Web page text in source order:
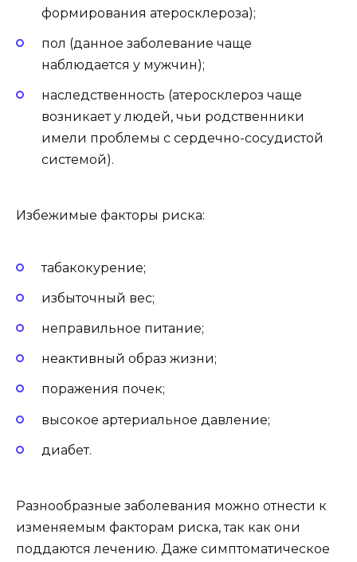
формирования атеросклероза);
пол (данное заболевание чаще
наблюдается у мужчин);
наследственность (атеросклероз чаще
возникает у людей, чьи родственники
имели проблемы с сердечно-сосудистой
системой).
Избежимые факторы риска:
табакокурение;
избыточный вес;
неправильное питание;
неактивный образ жизни;
поражения почек;
высокое артериальное давление;
диабет.
Разнообразные заболевания можно отнести к
изменяемым факторам риска, так как они
поддаются лечению. Даже симптоматическое